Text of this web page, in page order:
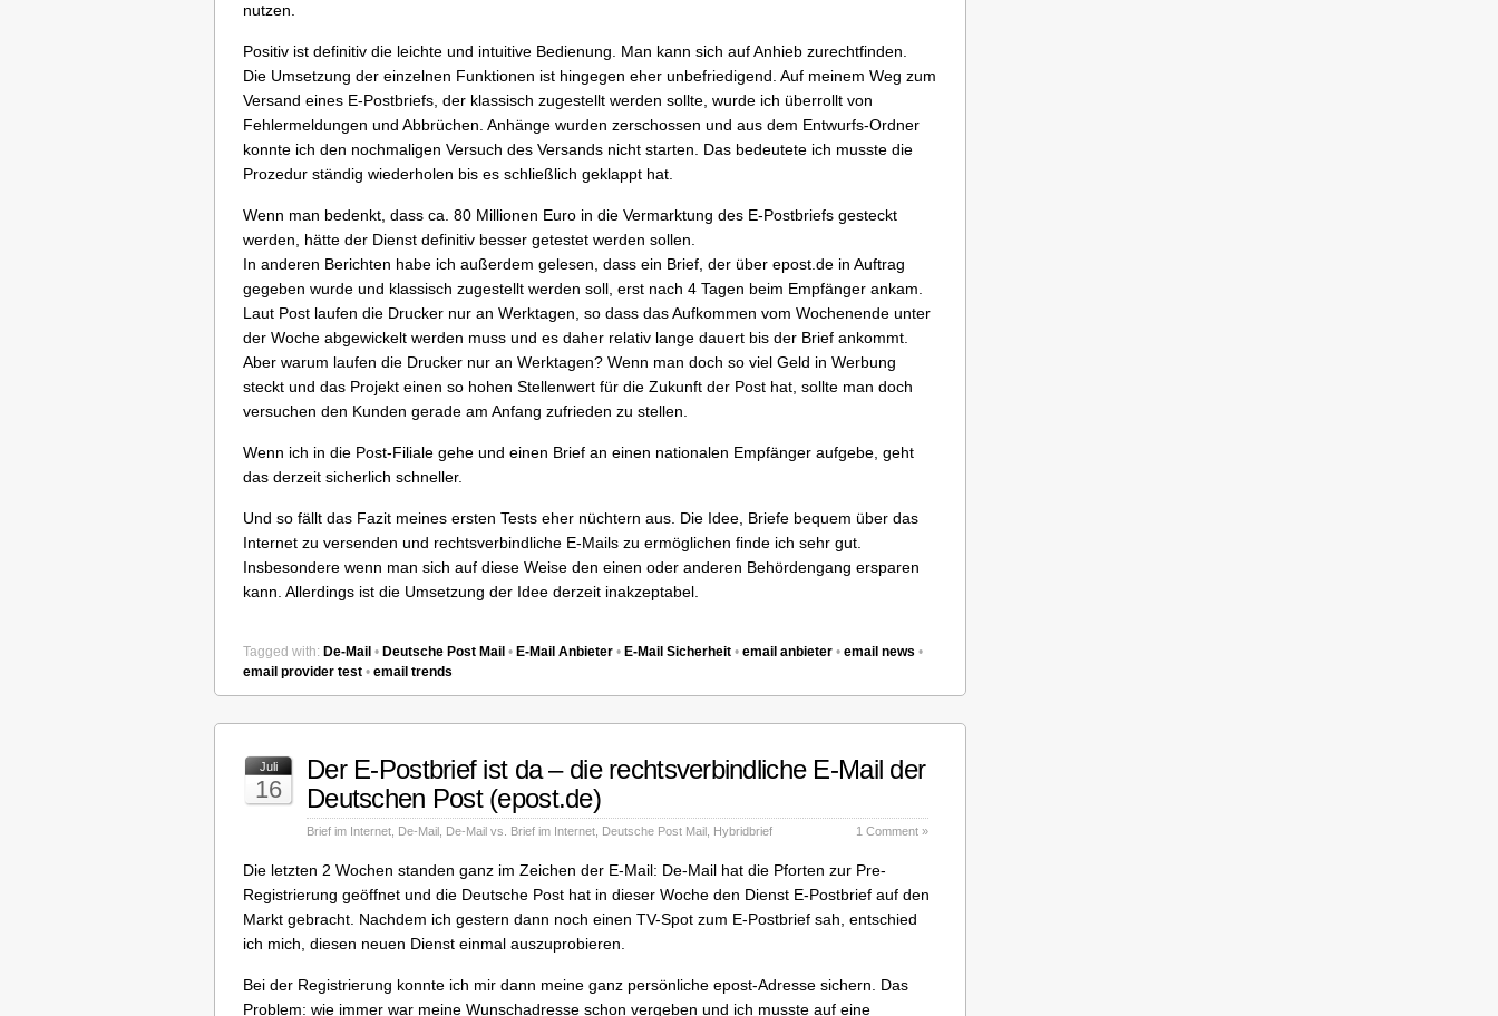
nutzen.
Positiv ist definitiv die leichte und intuitive Bedienung. Man kann sich auf Anhieb zurechtfinden.
Die Umsetzung der einzelnen Funktionen ist hingegen eher unbefriedigend. Auf meinem Weg zum
Versand eines E-Postbriefs, der klassisch zugestellt werden sollte, wurde ich überrollt von
Fehlermeldungen und Abbrüchen. Anhänge wurden zerschossen und aus dem Entwurfs-Ordner
konnte ich den nochmaligen Versuch des Versands nicht starten. Das bedeutete ich musste die
Prozedur ständig wiederholen bis es schließlich geklappt hat.
Wenn man bedenkt, dass ca. 80 Millionen Euro in die Vermarktung des E-Postbriefs gesteckt
werden, hätte der Dienst definitiv besser getestet werden sollen.
In anderen Berichten habe ich außerdem gelesen, dass ein Brief, der über epost.de in Auftrag
gegeben wurde und klassisch zugestellt werden soll, erst nach 4 Tagen beim Empfänger ankam.
Laut Post laufen die Drucker nur an Werktagen, so dass das Aufkommen vom Wochenende unter
der Woche abgewickelt werden muss und es daher relativ lange dauert bis der Brief ankommt.
Aber warum laufen die Drucker nur an Werktagen? Wenn man doch so viel Geld in Werbung
steckt und das Projekt einen so hohen Stellenwert für die Zukunft der Post hat, sollte man doch
versuchen den Kunden gerade am Anfang zufrieden zu stellen.
Wenn ich in die Post-Filiale gehe und einen Brief an einen nationalen Empfänger aufgebe, geht
das derzeit sicherlich schneller.
Und so fällt das Fazit meines ersten Tests eher nüchtern aus. Die Idee, Briefe bequem über das
Internet zu versenden und rechtsverbindliche E-Mails zu ermöglichen finde ich sehr gut.
Insbesondere wenn man sich auf diese Weise den einen oder anderen Behördengang ersparen
kann. Allerdings ist die Umsetzung der Idee derzeit inakzeptabel.
Tagged with: De-Mail • Deutsche Post Mail • E-Mail Anbieter • E-Mail Sicherheit • email anbieter • email news •
email provider test • email trends
Juli
16
Der E-Postbrief ist da – die rechtsverbindliche E-Mail der
Deutschen Post (epost.de)
Brief im Internet De-Mail De-Mail vs. Brief im Internet Deutsche Post Mail Hybridbrief 1 Comment »
Die letzten 2 Wochen standen ganz im Zeichen der E-Mail: De-Mail hat die Pforten zur Pre-
Registrierung geöffnet und die Deutsche Post hat in dieser Woche den Dienst E-Postbrief auf den
Markt gebracht. Nachdem ich gestern dann noch einen TV-Spot zum E-Postbrief sah, entschied
ich mich, diesen neuen Dienst einmal auszuprobieren.
Bei der Registrierung konnte ich mir dann meine ganz persönliche epost-Adresse sichern. Das
Problem: wie immer war meine Wunschadresse schon vergeben und ich musste auf eine